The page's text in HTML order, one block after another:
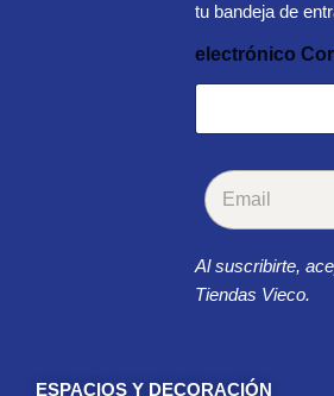
tu bandeja de
electrónico
C
o
e
o
c
Al suscribirte,
Tiendas Vieco.
ESPACIOS Y DECORACIÓN